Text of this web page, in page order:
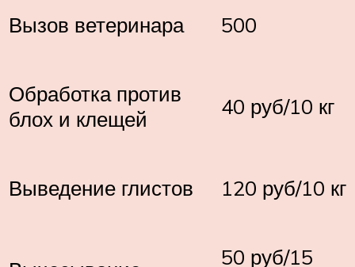
Вызов ветеринара 500
Обработка против
блох и клещей
40 руб/10 кг
Выведение глистов 120 руб/10 кг
50 руб/15